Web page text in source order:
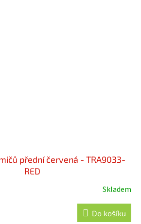
přední červená - TRA9033-
RED
Skladem
Do košíku